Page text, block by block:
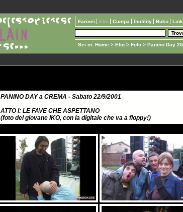
Sei in: Home > Elio > Foto > Panino Day
Farinei Elio Cumpa Inutility Buko
PANINO DAY a CREMA - Sabato 22/9/2001
ATTO I: LE FAVE CHE ASPETTANO
(foto del giovane IKO, con la digitale che va a floppy!)